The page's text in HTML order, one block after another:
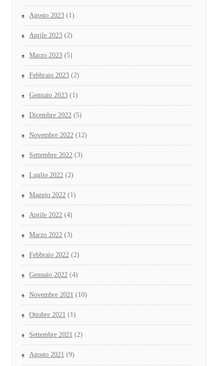
Agosto 2023 (1)
Aprile 2023 (2)
Marzo 2023 (5)
Febbraio 2023 (2)
Gennaio 2023 (1)
Dicembre 2022 (5)
Novembre 2022 (12)
Settembre 2022 (3)
Luglio 2022 (2)
Maggio 2022 (1)
Aprile 2022 (4)
Marzo 2022 (3)
Febbraio 2022 (2)
Gennaio 2022 (4)
Novembre 2021 (10)
Ottobre 2021 (1)
Settembre 2021 (2)
Agosto 2021 (9)